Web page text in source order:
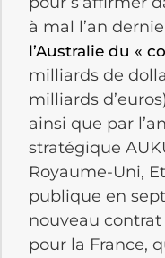
à mal l’an
l’Australie du «
milliards de
milliards
ainsi que par
stratégique
Royaume-Uni,
publique en
nouveau
pour la France,